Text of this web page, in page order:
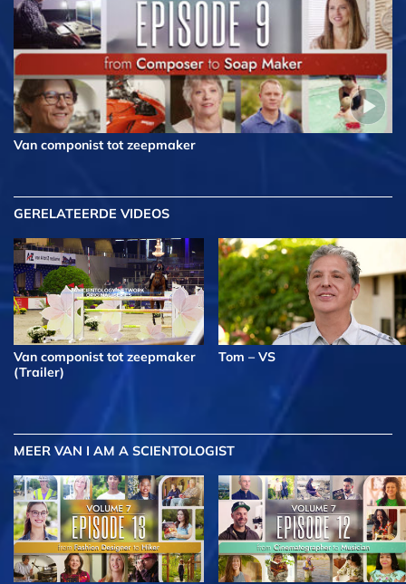
Van componist tot zeepmaker
GERELATEERDE VIDEOS
Van componist tot zeepmaker
(Trailer)
Tom – VS
MEER VAN I AM A SCIENTOLOGIST